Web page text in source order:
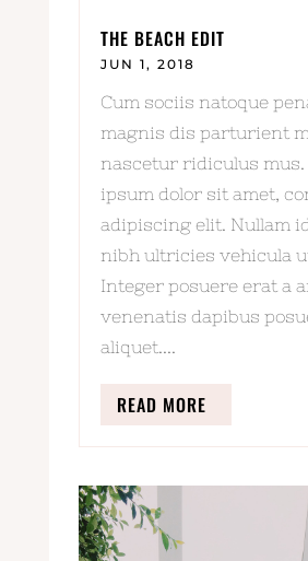
THE BEACH EDIT
JUN 1, 2018
Cum sociis natoque
magnis dis parturient
nascetur ridiculus mus.
ipsum dolor sit amet,
adipiscing elit. Nullam
nibh ultricies vehicula
Integer posuere erat a
venenatis dapibus
aliquet....
READ MORE